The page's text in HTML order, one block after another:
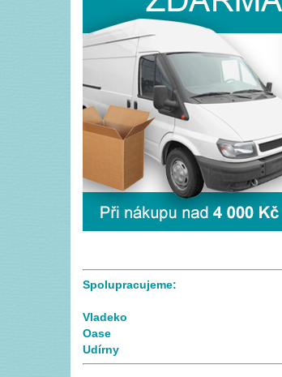
Spolupracujeme:
Vladeko
Oase
Udírny